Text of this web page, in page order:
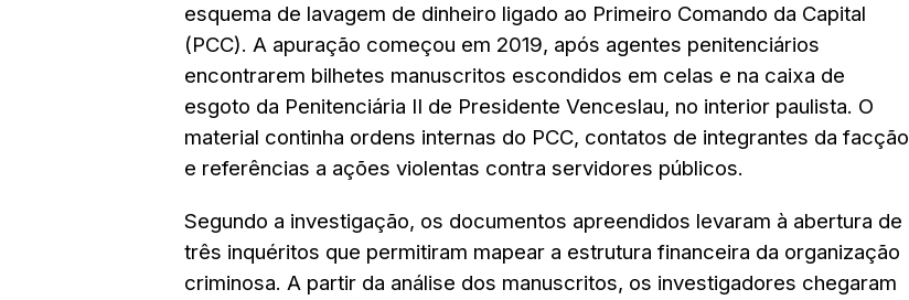
esquema de lavagem de dinheiro ligado ao Primeiro Comando da Capital
(PCC). A apuração começou em 2019, após agentes penitenciários
encontrarem bilhetes manuscritos escondidos em celas e na caixa de
esgoto da Penitenciária II de Presidente Venceslau, no interior paulista. O
material continha ordens internas do PCC, contatos de integrantes da facção
e referências a ações violentas contra servidores públicos.
Segundo a investigação, os documentos apreendidos levaram à abertura de
três inquéritos que permitiram mapear a estrutura financeira da organização
criminosa. A partir da análise dos manuscritos, os investigadores chegaram